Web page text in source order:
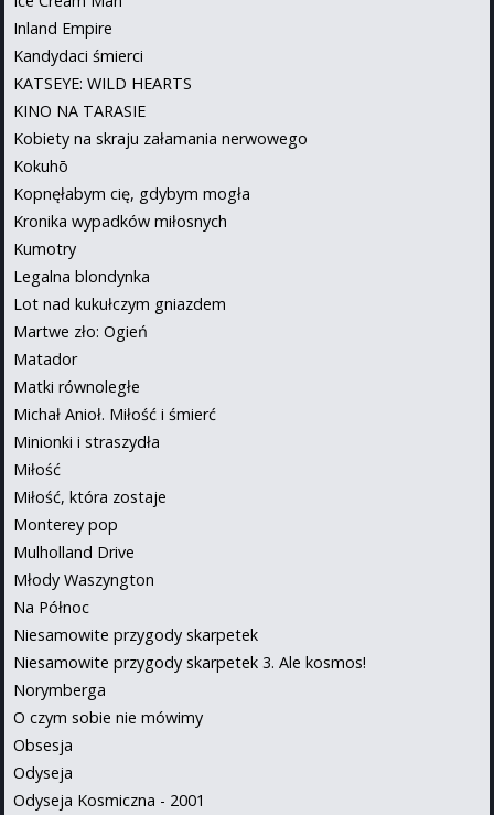
Inland Empire
Kandydaci śmierci
KATSEYE: WILD HEARTS
KINO NA TARASIE
Kobiety na skraju załamania nerwowego
Kokuhō
Kopnęłabym cię, gdybym mogła
Kronika wypadków miłosnych
Kumotry
Legalna blondynka
Lot nad kukułczym gniazdem
Martwe zło: Ogień
Matador
Matki równoległe
Michał Anioł. Miłość i śmierć
Minionki i straszydła
Miłość
Miłość, która zostaje
Monterey pop
Mulholland Drive
Młody Waszyngton
Na Północ
Niesamowite przygody skarpetek
Niesamowite przygody skarpetek 3. Ale kosmos!
Norymberga
O czym sobie nie mówimy
Obsesja
Odyseja
Odyseja Kosmiczna - 2001